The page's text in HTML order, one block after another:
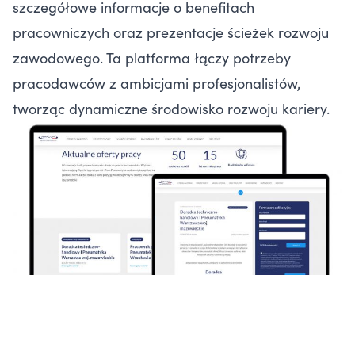
szczegółowe informacje o benefitach
pracowniczych oraz prezentacje ścieżek rozwoju
zawodowego. Ta platforma łączy potrzeby
pracodawców z ambicjami profesjonalistów,
tworząc dynamiczne środowisko rozwoju kariery.